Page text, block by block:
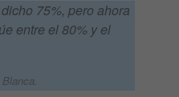
75%, pero ahora
entre el 80% y el